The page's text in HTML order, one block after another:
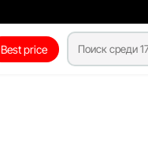
Best price